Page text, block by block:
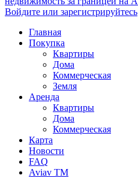
Войдите или зарегистрируйтесь
Главная
Покупка
Квартиры
Дома
Коммерческая
Земля
Аренда
Квартиры
Дома
Коммерческая
Карта
Новости
FAQ
Aviav TM